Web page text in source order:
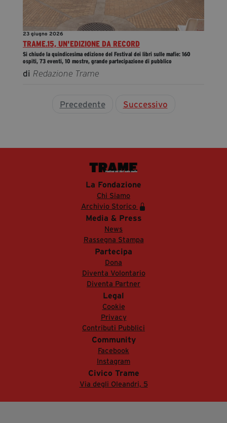
23 giugno 2026
TRAME.15, UN'EDIZIONE DA RECORD
Si chiude la quindicesima edizione del Festival dei libri sulle mafie: 160
ospiti, 73 eventi, 10 mostre, grande partecipazione di pubblico
di Redazione Trame
Precedente Successivo
La Fondazione
Chi Siamo
Archivio Storico
Media & Press
News
Rassegna Stampa
Partecipa
Dona
Diventa Volontario
Diventa Partner
Legal
Cookie
Privacy
Contributi Pubblici
Community
Facebook
Instagram
Civico Trame
Via degli Oleandri, 5